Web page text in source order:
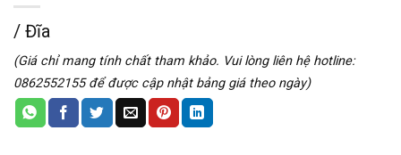
/ Đĩa
(Giá chỉ mang tính chất tham khảo. Vui lòng liên hệ hotline:
0862552155 để được cập nhật bảng giá theo ngày)